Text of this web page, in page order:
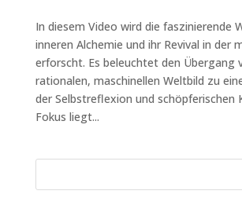
In diesem Video wird die faszinierende
inneren Alchemie und ihr Revival in der
erforscht. Es beleuchtet den Übergang
rationalen, maschinellen Weltbild zu
der Selbstreflexion und schöpferischen
Fokus liegt...